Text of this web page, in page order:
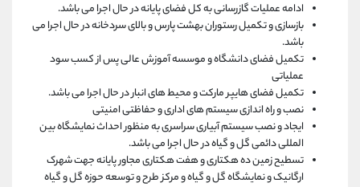
ادامه عملیات گازرسانی به کل فضای پایانه در حال اجرا می باشد.
بازسازی و تکمیل رستوران بهشت پارس و بالای سردخانه در حال اجرا می
باشد.
تکمیل فضای دانشگاه و موسسه آموزش عالی پس از کسب سود
عملیاتی
تکمیل فضای هایپر مارکت و محیط های انبار در حال اجرا می باشد.
نصب و راه اندازی سیستم های اداری و حفاظتی امنیتی
ایجاد و نصب سیستم آبیاری سراسری به منظور احداث نمایشگاه بین
المللی دائمی گل و گیاه در حال اجرا می باشد.
تسطیح زمین ده هکتاری و هفت هکتاری مجاور پایانه جهت شهرک
ارگانیک و نمایشگاه گل و گیاه و مرکز طرح و توسعه حوزه گل و گیاه